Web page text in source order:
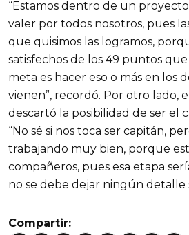
“Estamos dentro de un
valer por todos nosotros, pues
que quisimos las logramos,
satisfechos de los 49 puntos
meta es hacer eso o más en los
vienen”, recordó. Por otro lado,
descartó la posibilidad de ser el
“No sé si nos toca ser capitán,
trabajando muy bien, porque
compañeros, pues esa etapa
no se debe dejar ningún detalle
Compartir: